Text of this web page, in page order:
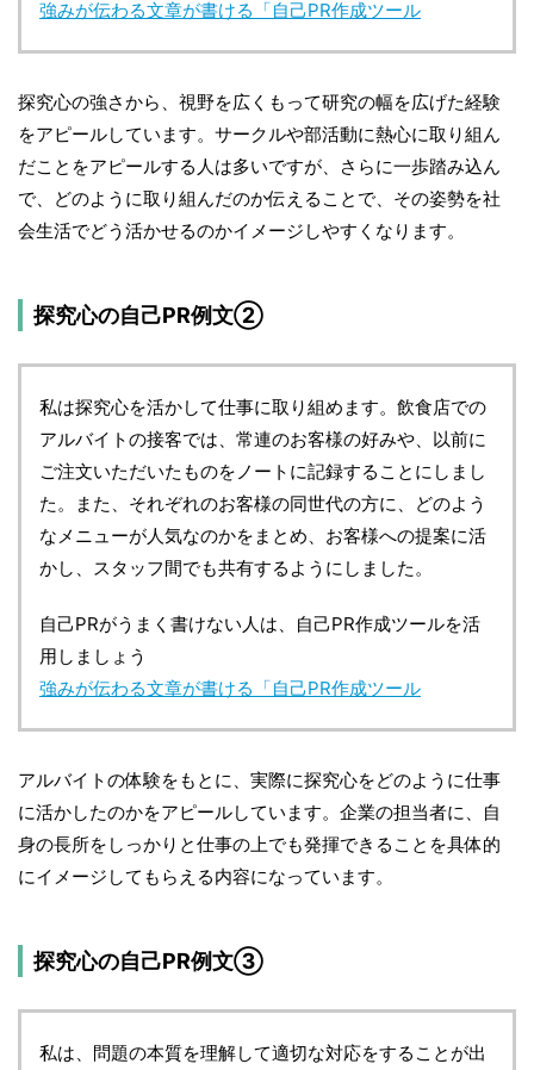
強みが伝わる文章が書ける「自己PR作成ツール
探究心の強さから、視野を広くもって研究の幅を広げた経験
をアピールしています。サークルや部活動に熱心に取り組ん
だことをアピールする人は多いですが、さらに一歩踏み込ん
で、どのように取り組んだのか伝えることで、その姿勢を社
会生活でどう活かせるのかイメージしやすくなります。
探究心の自己PR例文②
私は探究心を活かして仕事に取り組めます。飲食店での
アルバイトの接客では、常連のお客様の好みや、以前に
ご注文いただいたものをノートに記録することにしまし
た。また、それぞれのお客様の同世代の方に、どのよう
なメニューが人気なのかをまとめ、お客様への提案に活
かし、スタッフ間でも共有するようにしました。
自己PRがうまく書けない人は、自己PR作成ツールを活
用しましょう
強みが伝わる文章が書ける「自己PR作成ツール
アルバイトの体験をもとに、実際に探究心をどのように仕事
に活かしたのかをアピールしています。企業の担当者に、自
身の長所をしっかりと仕事の上でも発揮できることを具体的
にイメージしてもらえる内容になっています。
探究心の自己PR例文③
私は、問題の本質を理解して適切な対応をすることが出